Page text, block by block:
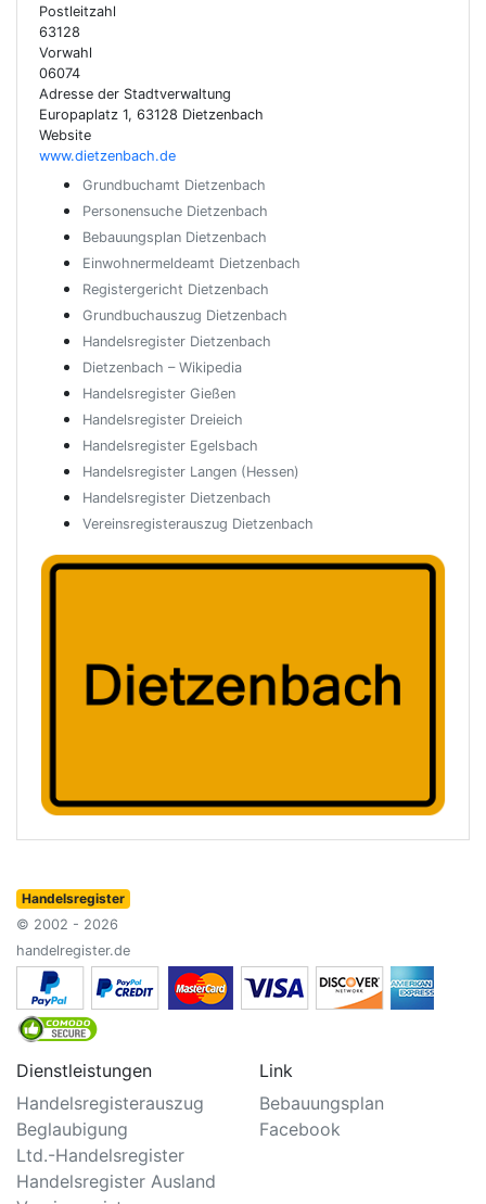
Postleitzahl
63128
Vorwahl
06074
Adresse der Stadtverwaltung
Europaplatz 1, 63128 Dietzenbach
Website
www.dietzenbach.de
Grundbuchamt Dietzenbach
Personensuche Dietzenbach
Bebauungsplan Dietzenbach
Einwohnermeldeamt Dietzenbach
Registergericht Dietzenbach
Grundbuchauszug Dietzenbach
Handelsregister Dietzenbach
Dietzenbach – Wikipedia
Handelsregister Gießen
Handelsregister Dreieich
Handelsregister Egelsbach
Handelsregister Langen (Hessen)
Handelsregister Dietzenbach
Vereinsregisterauszug Dietzenbach
Handelsregister
© 2002 - 2026
handelregister.de
Dienstleistungen
Handelsregisterauszug
Beglaubigung
Ltd.-Handelsregister
Handelsregister Ausland
Link
Bebauungsplan
Facebook